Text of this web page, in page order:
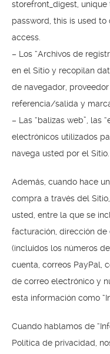
storefront_digest, unique
password, this is used
access.
– Los “Archivos de
en el Sitio y recopilan
de navegador,
referencia/salida y
– Las “balizas web”, las
electrónicos utilizados
navega usted por el Sitio.
Además, cuando hace
compra a través del
usted, entre la que se
facturación, dirección de
(incluidos los números
cuenta, correos PayPal,
de correo electrónico y
esta información como
Cuando hablamos de
Política de privacidad,